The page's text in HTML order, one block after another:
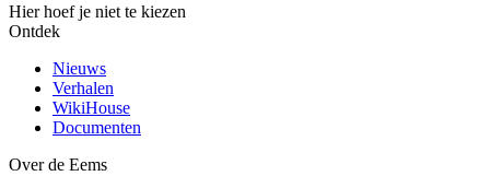
Hier hoef je niet te kiezen
Ontdek
Nieuws
Verhalen
WikiHouse
Documenten
Over de Eems